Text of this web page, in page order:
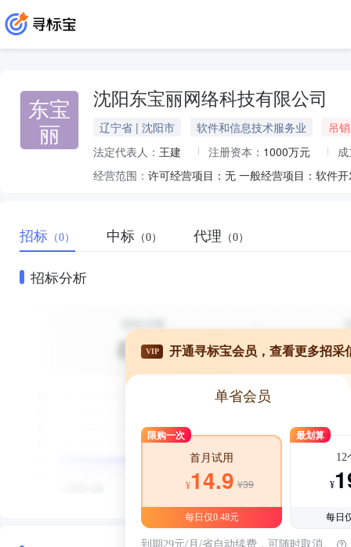
东宝
丽
沈阳东宝丽网络科技有限公司
辽宁省 | 沈阳市 软件和信息技术服务业
吊
法定代表人： 王建 注册资本： 1000万元
经营范围：
招标 （0） 中标 （0） 代理 （0）
招标分析
VIP 开通寻标宝会员，查看更多招采
单省会员
限购一次
首月试用
¥14.9 ¥39
每日仅0.48元
最划算
12
¥
每日
到期29元/月/省自动续费，可随时取消。